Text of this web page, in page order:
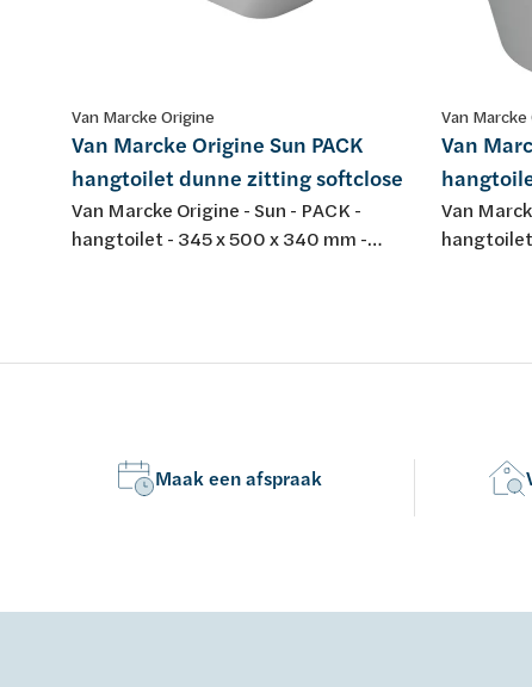
Van Marcke Origine
Van Marcke Origine Sun PACK
hangtoilet dunne zitting softclose
Van Marcke Origine - Sun - PACK -
hangtoilet - 345 x 500 x 340 mm -
Van Marcke
Van
Van
Maak een afspraak